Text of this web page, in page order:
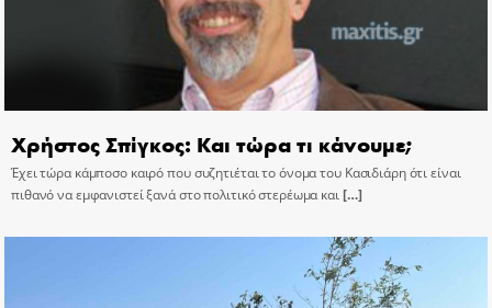
Χρήστος Σπίγκος: Και τώρα τι κάνουμε;
Έχει τώρα κάμποσο καιρό που συζητιέται το όνομα του Κασιδιάρη ότι είναι
πιθανό να εμφανιστεί ξανά στο πολιτικό στερέωμα και[…]